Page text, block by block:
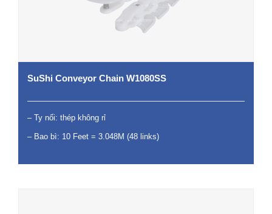
SuShi Conveyor Chain W1080SS
– Ty nối: thép không rỉ
– Bao bì: 10 Feet = 3.048M (48 links)